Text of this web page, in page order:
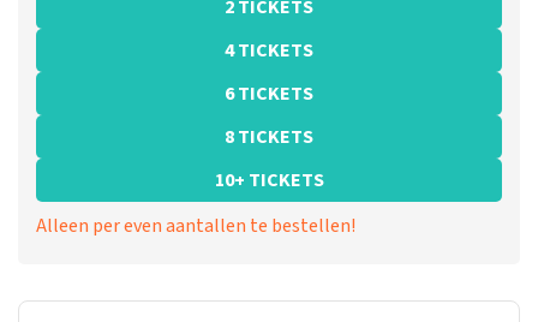
2 TICKETS
4 TICKETS
6 TICKETS
8 TICKETS
10+ TICKETS
Alleen per even aantallen te bestellen!